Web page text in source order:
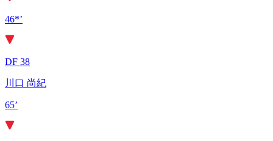
46*’
DF 38
川口 尚紀
65’